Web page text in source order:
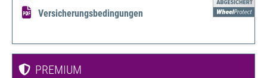
Versicherungsbedingungen
PREMIUM